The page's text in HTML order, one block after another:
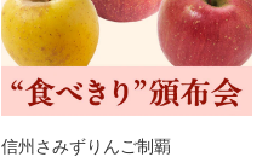
信州さみずりんご制覇